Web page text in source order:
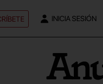
INICIA SESIÓN